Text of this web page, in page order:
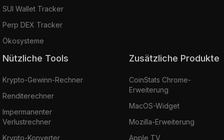
SUI Wallet Tracker
Perp DEX Tracker
Ökosysteme
Nützliche Tools
Krypto-Gewinn-Rechner
Renditerechner
Impermanenter
Verlustrechner
Krypto-Konverter
Zusätzliche Produkte
CoinStats Chrome-
Erweiterung
MacOS-Widget
Mozilla-Erweiterung
Apple TV